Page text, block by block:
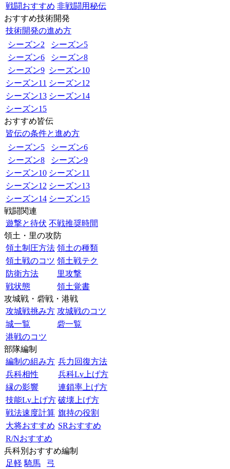
戦闘おすすめ 非戦闘用秘伝
おすすめ技術開発
技術開発の進め方
シーズン2
シーズン5
シーズン6
シーズン8
シーズン9 シーズン10
シーズン11 シーズン12
シーズン13 シーズン14
シーズン15
おすすめ皆伝
皆伝の条件と進め方
シーズン5
シーズン6
シーズン8
シーズン9
シーズン10 シーズン11
シーズン12 シーズン13
シーズン14 シーズン15
戦闘関連
遊撃と待伏 不戦推奨時間
領土・里の攻防
領土制圧方法 領土の種類
領土戦のコツ 領土戦テク
防衛方法
里攻撃
戦状態
領土覚書
攻城戦・砦戦・港戦
攻城戦挑み方 攻城戦のコツ
城一覧
砦一覧
港戦のコツ
部隊編制
編制の組み方 兵力回復方法
兵科相性
兵科Lv上げ方
縁の影響
連鎖率上げ方
技能Lv上げ方 破壊上げ方
戦法速度計算 旗持の役割
大将おすすめ SRおすすめ
R/Nおすすめ
兵科別おすすめ編制
足軽 騎馬 弓